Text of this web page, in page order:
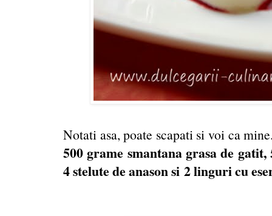
Notati asa, poate scapati si voi ca
500 grame smantana grasa de
4 stelute de anason si 2 linguri cu